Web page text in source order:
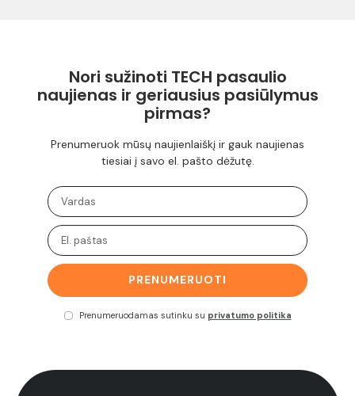
Nori sužinoti TECH pasaulio
naujienas ir geriausius pasiūlymus
pirmas?
Prenumeruok mūsų naujienlaiškį ir gauk naujienas
tiesiai į savo el. pašto dėžutę.
PRENUMERUOTI
Prenumeruodamas sutinku su privatumo politika